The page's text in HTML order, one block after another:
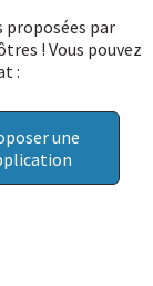
proposées par
! Vous pouvez
:
une